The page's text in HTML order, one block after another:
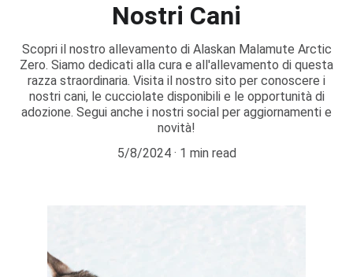
Nostri Cani
Scopri il nostro allevamento di Alaskan Malamute Arctic
Zero. Siamo dedicati alla cura e all'allevamento di questa
razza straordinaria. Visita il nostro sito per conoscere i
nostri cani, le cucciolate disponibili e le opportunità di
adozione. Segui anche i nostri social per aggiornamenti e
novità!
5/8/2024
1 min read